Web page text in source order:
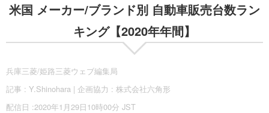
採用情報 キャリア採用
試乗予約
米国 メーカー/ブランド別 自動車販売台数ラン
キング【2020年年間】
兵庫三菱/姫路三菱ウェブ編集局
記事 : Y.Shinohara | 企画協力 : 株式会社六角形
配信日 :2020年1月29日10時00分 JST